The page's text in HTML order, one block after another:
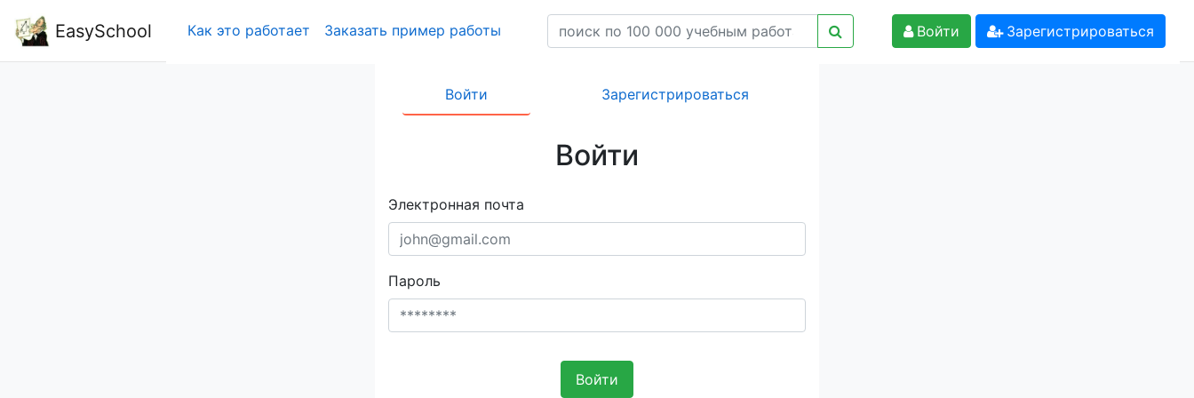
EasySchool Как это работает Заказать пример работы Войти Зарегистрироваться
Войти Зарегистрироваться
Войти
Электронная почта
Пароль